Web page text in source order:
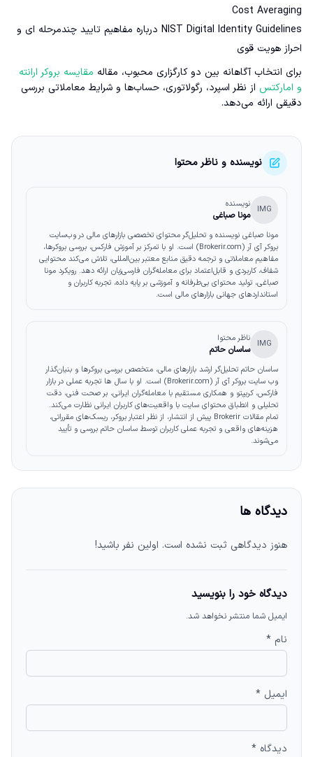
Cost Averaging
NIST Digital Identity Guidelines درباره مفاهیم تایید چندمرحله ای و
احراز هویت قوی
برای انتخاب آگاهانه بین دو کارگزاری محبوب، مقاله مقایسه بروکر ارانته
و امارکتس از نظر اسپرد، رگولاتوری، حساب‌ها و شرایط معاملاتی بررسی
دقیقی ارائه می‌دهد.
نویسنده و ناظر محتوا
IMG نویسنده
مونا صباغی
مونا صباغی نویسنده و تحلیل‌گر محتوای تخصصی بازارهای مالی در وب‌سایت
بروکر آی آر (Brokerir.com) است. او با تمرکز بر آموزش فارکس، بررسی بروکرها،
مفاهیم معاملاتی و ترجمه دقیق منابع معتبر بین‌المللی، تلاش می‌کند محتوایی
شفاف، کاربردی و قابل‌اعتماد برای معامله‌گران فارسی‌زبان ارائه دهد. رویکرد مونا
صباغی، تولید محتوای بی‌طرفانه و آموزشی بر پایه داده، تجربه کاربران و
استانداردهای جهانی بازارهای مالی است.
IMG ناظر محتوا
ساسان حاتم
ساسان حاتم تحلیل‌گر ارشد بازارهای مالی، متخصص بررسی بروکرها و بنیان‌گذار
وب‌ سایت بروکر آی آر (Brokerir.com) است. او با سال‌ ها تجربه عملی در بازار
فارکس، کریپتو و همکاری مستقیم با معامله‌گران ایرانی، بر صحت فنی، دقت
تحلیلی و انطباق محتوای سایت با واقعیت‌های کاربران ایرانی نظارت می‌کند.
تمام مقالات Brokerir پیش از انتشار، از نظر اعتبار بروکر، ریسک‌های مقرراتی،
هزینه‌های واقعی و تجربه عملی کاربران توسط ساسان حاتم بررسی و تأیید
می‌شوند.
دیدگاه ها
هنوز دیدگاهی ثبت نشده است. اولین نفر باشید!
دیدگاه خود را بنویسید
ایمیل شما منتشر نخواهد شد.
نام *
ایمیل *
دیدگاه *